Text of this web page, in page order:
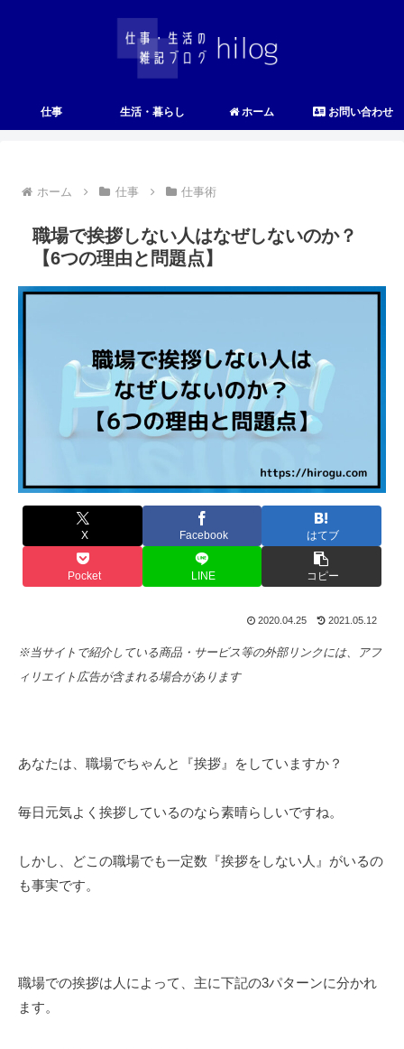
仕事 生活・暮らし ホーム お問い合わせ
ホーム 仕事 仕事術
職場で挨拶しない人はなぜしないのか？
【6つの理由と問題点】
X Facebook はてブ
Pocket LINE コピー
2020.04.25 2021.05.12
※当サイトで紹介している商品・サービス等の外部リンクには、アフ
ィリエイト広告が含まれる場合があります
あなたは、職場でちゃんと『挨拶』をしていますか？
毎日元気よく挨拶しているのなら素晴らしいですね。
しかし、どこの職場でも一定数『挨拶をしない人』がいるの
も事実です。
職場での挨拶は人によって、主に下記の3パターンに分かれ
ます。